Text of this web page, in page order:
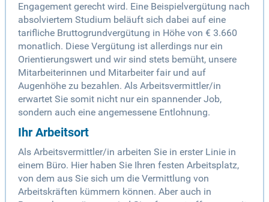
Engagement gerecht wird. Eine Beispielvergütung nach
absolviertem Studium beläuft sich dabei auf eine
tarifliche Bruttogrundvergütung in Höhe von € 3.660
monatlich. Diese Vergütung ist allerdings nur ein
Orientierungswert und wir sind stets bemüht, unsere
Mitarbeiterinnen und Mitarbeiter fair und auf
Augenhöhe zu bezahlen. Als Arbeitsvermittler/in
erwartet Sie somit nicht nur ein spannender Job,
sondern auch eine angemessene Entlohnung.
Ihr Arbeitsort
Als Arbeitsvermittler/in arbeiten Sie in erster Linie in
einem Büro. Hier haben Sie Ihren festen Arbeitsplatz,
von dem aus Sie sich um die Vermittlung von
Arbeitskräften kümmern können. Aber auch in